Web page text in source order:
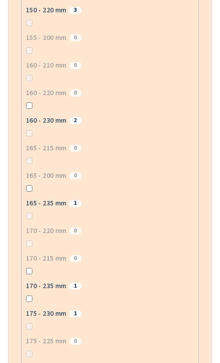
150 - 220 mm 3
155 - 200 mm 0
160 - 210 mm 0
160 - 220 mm 0
160 - 230 mm 2
165 - 215 mm 0
165 - 200 mm 0
165 - 235 mm 1
170 - 220 mm 0
170 - 215 mm 0
170 - 235 mm 1
175 - 230 mm 1
175 - 225 mm 0